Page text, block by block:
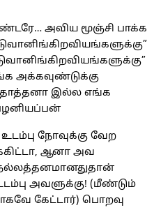
அவிய மூஞ்சி பாக்க
அக்கவுண்டுக்கு
தாத்தனா இல்ல எங்க
நோவுக்கு வேற
ஆனா அவ
நல்லத்தனமானதுதான்
அவளுக்கு! (மீண்டும்
கேட்டார்) பொறவு